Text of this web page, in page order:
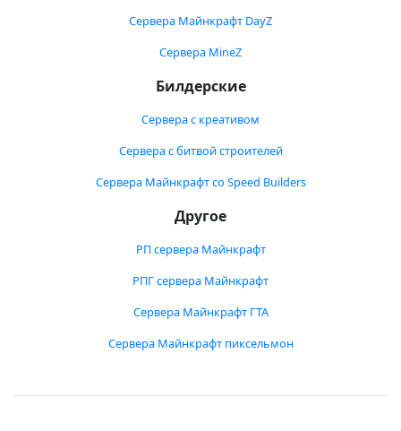
Сервера Майнкрафт DayZ
Сервера MineZ
Билдерские
Сервера с креативом
Сервера с битвой строителей
Сервера Майнкрафт со Speed Builders
Другое
РП сервера Майнкрафт
РПГ сервера Майнкрафт
Сервера Майнкрафт ГТА
Сервера Майнкрафт пиксельмон